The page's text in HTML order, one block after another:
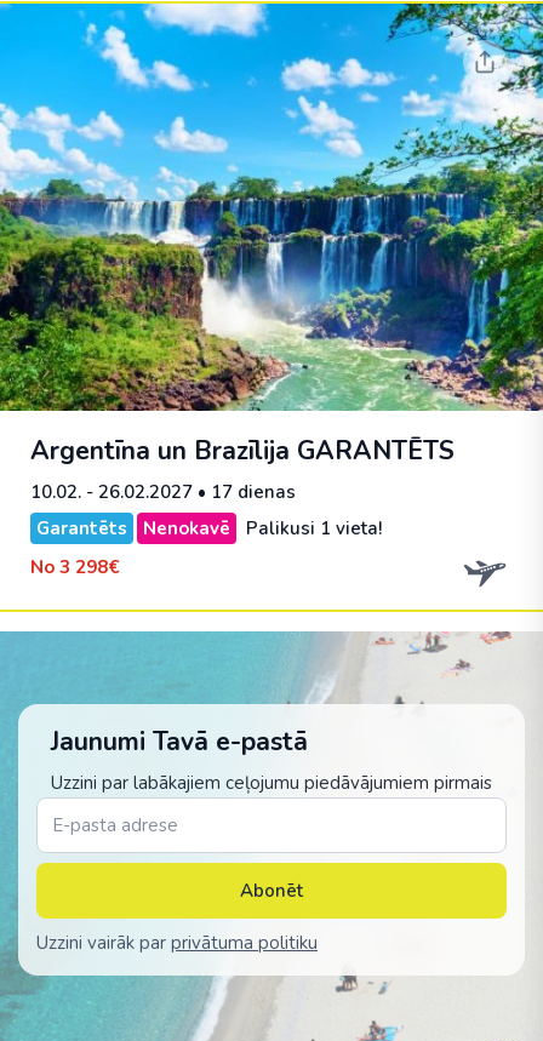
Argentīna un Brazīlija GARANTĒTS
10.02. - 26.02.2027 • 17 dienas
Garantēts
Nenokavē
Palikusi 1 vieta!
No 3 298€
Jaunumi Tavā e-pastā
Uzzini par labākajiem ceļojumu piedāvājumiem pirmais
Abonēt
Uzzini vairāk par privātuma politiku